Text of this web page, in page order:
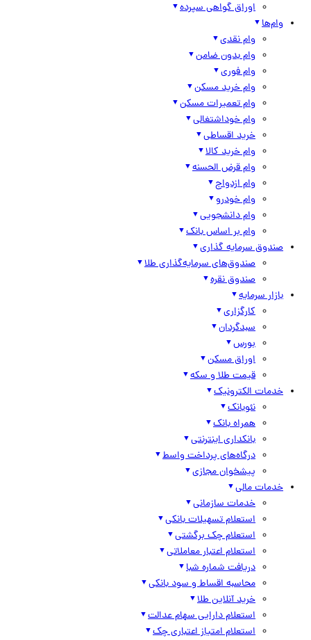
اوراق گواهی سپرده
وام‌ها
وام نقدی
وام بدون ضامن
وام فوری
وام خرید مسکن
وام تعمیرات مسکن
وام خوداشتغالی
خرید اقساطی
وام خرید کالا
وام قرض الحسنه
وام ازدواج
وام خودرو
وام دانشجویی
وام بر اساس بانک
صندوق سرمایه گذاری
صندوق‌های سرمایه‌گذاری طلا
صندوق نقره
بازار سرمایه
کارگزاری
سبدگردان
بورس
اوراق مسکن
قیمت طلا و سکه
خدمات الکترونیک
نئوبانک
همراه بانک
بانکداری اینترنتی
درگاه‌های پرداخت واسط
پیشخوان مجازی
خدمات مالی
خدمات سازمانی
استعلام تسهیلات بانکی
استعلام چک برگشتی
استعلام اعتبار معاملاتی
دریافت شماره شبا
محاسبه اقساط و سود بانکی
خرید آنلاین طلا
استعلام دارایی سهام عدالت
استعلام امتیاز اعتباری چک